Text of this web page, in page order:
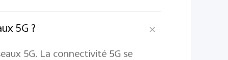
5G ?
5G. La connectivité 5G se